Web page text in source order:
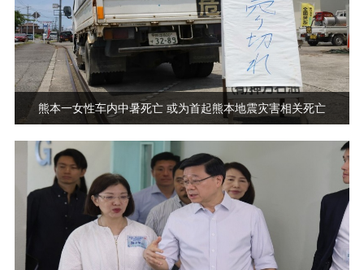
熊本一女性车内中暑死亡 或为首起熊本地震灾害相关死亡